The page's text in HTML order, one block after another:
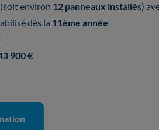
(soit environ 12 panneaux installés)
dès la 11ème année
900 €